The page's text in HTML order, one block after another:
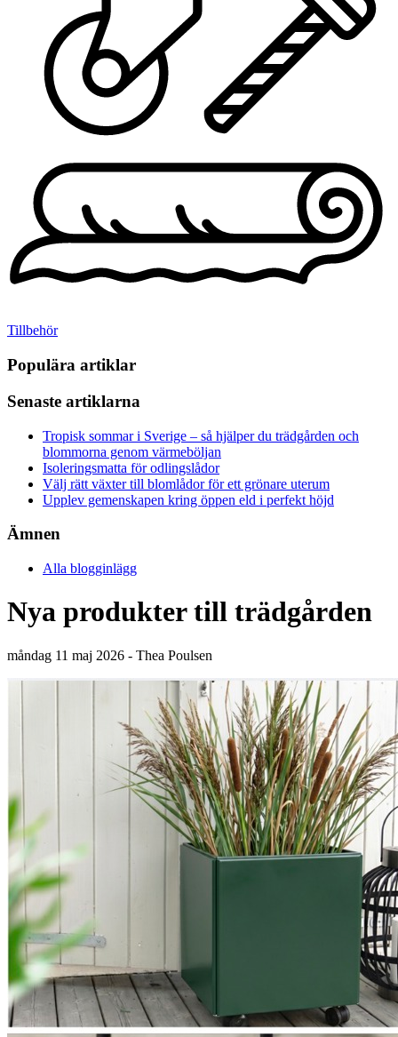
Tillbehör
Populära artiklar
Senaste artiklarna
Tropisk sommar i Sverige – så hjälper du trädgården och
blommorna genom värmeböljan
Isoleringsmatta för odlingslådor
Välj rätt växter till blomlådor för ett grönare uterum
Upplev gemenskapen kring öppen eld i perfekt höjd
Ämnen
Alla blogginlägg
Nya produkter till trädgården
måndag 11 maj 2026 - Thea Poulsen